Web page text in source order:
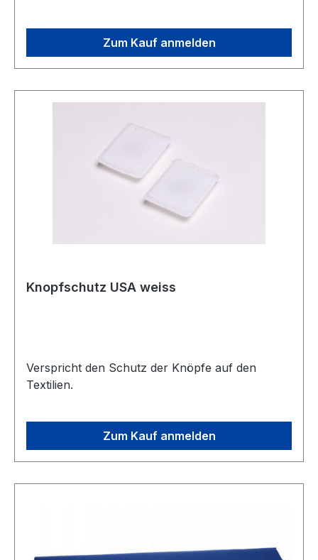
Zum Kauf anmelden
Knopfschutz USA weiss
Verspricht den Schutz der Knöpfe auf den
Textilien.
Zum Kauf anmelden